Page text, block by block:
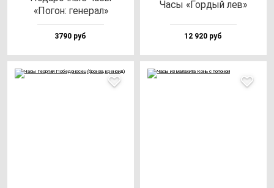
«Погон: ге­не­рал»
3790 руб
Часы «Гор­дый лев»
12 920 руб